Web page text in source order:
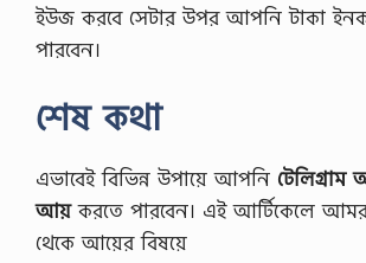
ইউজ করবে সেটার উপর আপনি টাকা
পারবেন।
শেষ কথা
এভাবেই বিভিন্ন উপায়ে আপনি টেলিগ্রাম
আয়করতে পারবেন। এই আর্টিকেলে আমরা
থেকে আয়ের বিষয়ে